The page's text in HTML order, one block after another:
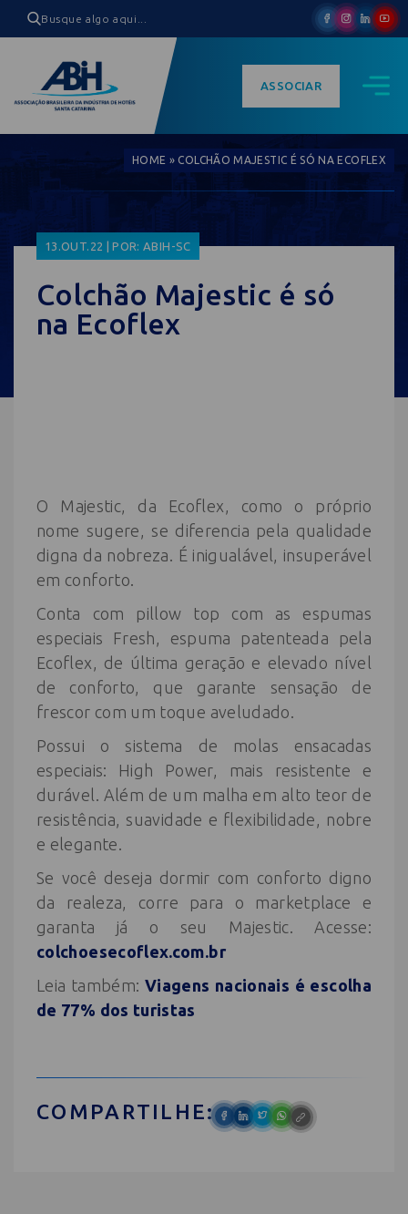
ASSOCIAR
HOME » COLCHÃO MAJESTIC É SÓ NA ECOFLEX
13.OUT.22 | POR: ABIH-SC
Colchão Majestic é só
na Ecoflex
O Majestic, da Ecoflex, como o próprio
nome sugere, se diferencia pela qualidade
digna da nobreza. É inigualável, insuperável
em conforto.
Conta com pillow top com as espumas
especiais Fresh, espuma patenteada pela
Ecoflex, de última geração e elevado nível
de conforto, que garante sensação de
frescor com um toque aveludado.
Possui o sistema de molas ensacadas
especiais: High Power, mais resistente e
durável. Além de um malha em alto teor de
resistência, suavidade e flexibilidade, nobre
e elegante.
Se você deseja dormir com conforto digno
da realeza, corre para o marketplace e
garanta já o seu Majestic. Acesse:
colchoesecoflex.com.br
Leia também: Viagens nacionais é escolha
de 77% dos turistas
COMPARTILHE: